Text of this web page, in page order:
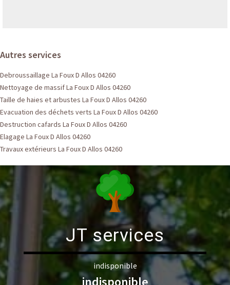
Autres services
Debroussaillage La Foux D Allos 04260
Nettoyage de massif La Foux D Allos 04260
Taille de haies et arbustes La Foux D Allos 04260
Evacuation des déchets verts La Foux D Allos 04260
Destruction cafards La Foux D Allos 04260
Elagage La Foux D Allos 04260
Travaux extérieurs La Foux D Allos 04260
JT services
indisponible
indisponible